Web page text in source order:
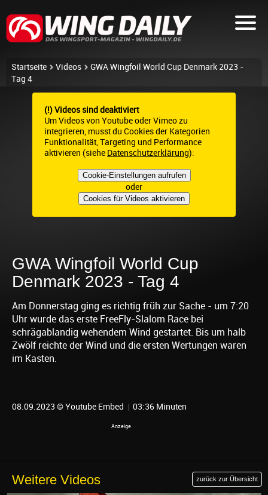
Startseite Videos
GWA Wingfoil World Cup Denmark 2023 -
Tag 4
(!) Videos sind deaktiviert
Um Videos von Youtube oder Vimeo zu
integrieren, musst du Cookies der Kategorien
Funktionalität, Targeting und Performance
aktivieren (siehe Datenschutzerklärung):
Cookie-Einstellungen aufrufen
oder
Cookies für Videos aktivieren
GWA Wingfoil World Cup
Denmark 2023 - Tag 4
Am Donnerstag ging es richtig früh zur Sache - um 7:20
Uhr wurde das erste FreeFly-Slalom Race bei
schrägablandig wehendem Wind gestartet. Bis um halb
Zwölf reichte der Wind und die ersten Wertungen waren
im Kasten.
08.09.2023 © Youtube Embed | 03:36 Minuten
Weitere Videos zurück zur Übersicht